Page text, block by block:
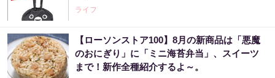
ライフ
【ローソンストア100】8月の新商品は「悪魔
のおにぎり」に「ミニ海苔弁当」、スイーツ
まで！新作全種紹介するよ～。